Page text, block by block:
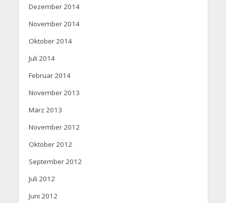
Dezember 2014
November 2014
Oktober 2014
Juli 2014
Februar 2014
November 2013
März 2013
November 2012
Oktober 2012
September 2012
Juli 2012
Juni 2012